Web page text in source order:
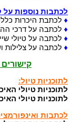
לכתבות נוספות על
♦ לכתבת היכרות
♦ לכתבה על דרכי
♦ לכתבה על טיולי
♦ לכתבה על צלילות
קישורים
לתוכניות טיול:
לתוכניות טיולי
לתוכניות טיולי
לכתבות